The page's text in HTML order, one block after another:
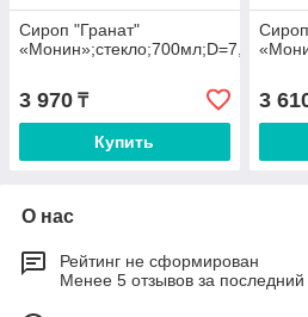
Сироп "Гранат"
«Монин»;стекло;700мл;D=7,H=31см
3 970 ₸
Купить
3
О нас
Рейтинг не сформирован
Менее 5 отзывов за последний